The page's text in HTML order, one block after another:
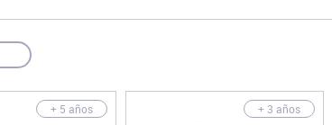
edades
Deportes alternativos
Piscina
Makeblock
Vex robotics
Soportes
+ 5 años + 3 años